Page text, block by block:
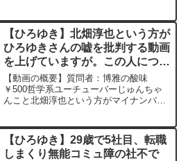
french IPAを吞みながら。202...
【ひろゆき】北畑淳也という方が
ひろゆきさんの嘘を批判する動画
を上げていますが。この人につい
て何かご存知ですか？ー ひろゆ
き切り抜き 20241013
【動画の概要】質問者：博雅の酸味
￥500哲学系ユーチューバーじゅんちゃ
んこと北畑淳也という方がマイナンバー
んの嘘を批判する動画を上げています
が。この人について何かご存...
【ひろゆき】29歳で5社目、転職
しまくり無能コミュ障の社不で